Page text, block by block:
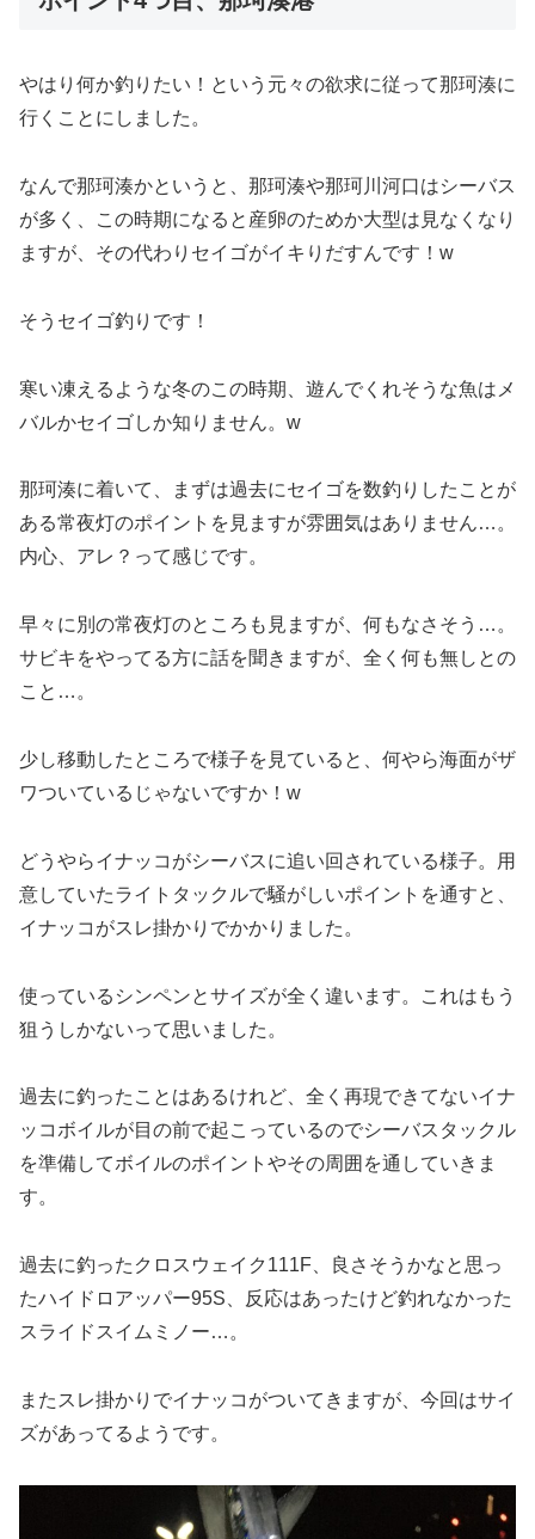
やはり何か釣りたい！という元々の欲求に従って那珂湊に
行くことにしました。
なんで那珂湊かというと、那珂湊や那珂川河口はシーバス
が多く、この時期になると産卵のためか大型は見なくなり
ますが、その代わりセイゴがイキりだすんです！w
そうセイゴ釣りです！
寒い凍えるような冬のこの時期、遊んでくれそうな魚はメ
バルかセイゴしか知りません。w
那珂湊に着いて、まずは過去にセイゴを数釣りしたことが
ある常夜灯のポイントを見ますが雰囲気はありません…。
内心、アレ？って感じです。
早々に別の常夜灯のところも見ますが、何もなさそう…。
サビキをやってる方に話を聞きますが、全く何も無しとの
こと…。
少し移動したところで様子を見ていると、何やら海面がザ
ワついているじゃないですか！w
どうやらイナッコがシーバスに追い回されている様子。用
意していたライトタックルで騒がしいポイントを通すと、
イナッコがスレ掛かりでかかりました。
使っているシンペンとサイズが全く違います。これはもう
狙うしかないって思いました。
過去に釣ったことはあるけれど、全く再現できてないイナ
ッコボイルが目の前で起こっているのでシーバスタックル
を準備してボイルのポイントやその周囲を通していきま
す。
過去に釣ったクロスウェイク111F、良さそうかなと思っ
たハイドロアッパー95S、反応はあったけど釣れなかった
スライドスイムミノー…。
またスレ掛かりでイナッコがついてきますが、今回はサイ
ズがあってるようです。